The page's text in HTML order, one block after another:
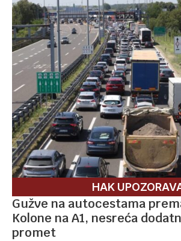
HAK
Gužve na autocestama
Kolone na A1, nesreća
promet